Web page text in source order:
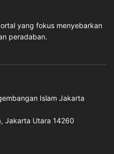
yang fokus menyebarkan
peradaban.
Islam Jakarta
Jakarta Utara 14260